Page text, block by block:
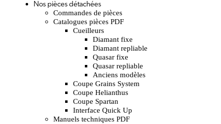
Nos pièces détachées
Commandes de pièces
Catalogues pièces PDF
Cueilleurs
Diamant fixe
Diamant repliable
Quasar fixe
Quasar repliable
Anciens modèles
Coupe Grains System
Coupe Helianthus
Coupe Spartan
Interface Quick Up
Manuels techniques PDF